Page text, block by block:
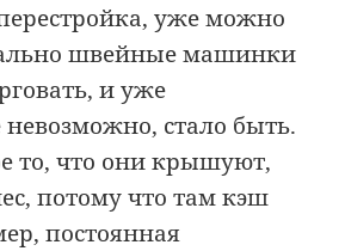
уже можно
швейные машинки
и уже
стало быть.
то, что они крышуют,
потому что там кэш
постоянная